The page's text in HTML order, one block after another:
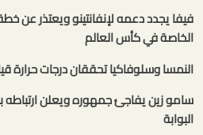
فيفا يجدد دعمه لإنفانتينو ويعتذر عن
الخاصة في كأس العالم
النمسا وسلوفاكيا تحققان درجات حرارة
سامو زين يفاجئ جمهوره ويعلن ارتباطه
البوابة